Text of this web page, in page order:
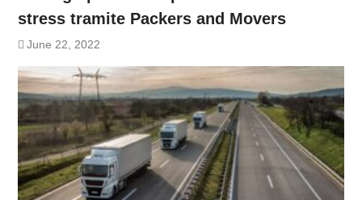
stress tramite Packers and Movers
June 22, 2022